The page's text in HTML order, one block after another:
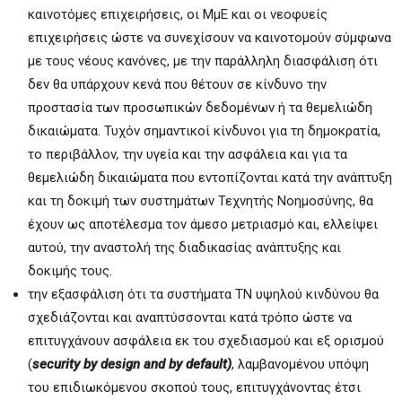
καινοτόμες επιχειρήσεις, οι ΜμΕ και οι νεοφυείς
επιχειρήσεις ώστε να συνεχίσουν να καινοτομούν σύμφωνα
με τους νέους κανόνες, με την παράλληλη διασφάλιση ότι
δεν θα υπάρχουν κενά που θέτουν σε κίνδυνο την
προστασία των προσωπικών δεδομένων ή τα θεμελιώδη
δικαιώματα. Τυχόν σημαντικοί κίνδυνοι για τη δημοκρατία,
το περιβάλλον, την υγεία και την ασφάλεια και για τα
θεμελιώδη δικαιώματα που εντοπίζονται κατά την ανάπτυξη
και τη δοκιμή των συστημάτων Τεχνητής Νοημοσύνης, θα
έχουν ως αποτέλεσμα τον άμεσο μετριασμό και, ελλείψει
αυτού, την αναστολή της διαδικασίας ανάπτυξης και
δοκιμής τους.
την εξασφάλιση ότι τα συστήματα ΤΝ υψηλού κινδύνου θα
σχεδιάζονται και αναπτύσσονται κατά τρόπο ώστε να
επιτυγχάνουν ασφάλεια εκ του σχεδιασμού και εξ ορισμού
(security by design and by default), λαμβανομένου υπόψη
του επιδιωκόμενου σκοπού τους, επιτυγχάνοντας έτσι